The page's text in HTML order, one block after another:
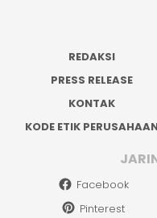
REDAKSI
PRESS RELEASE
KONTAK
KODE ETIK
Facebook
Pinterest